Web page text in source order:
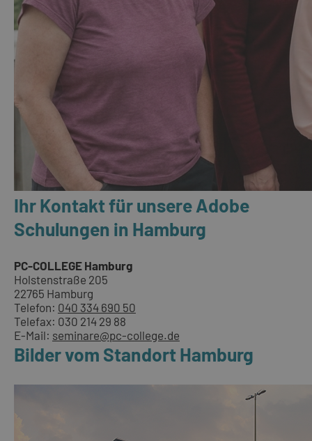
Ihr Kontakt für unsere Adobe
Schulungen in Hamburg
PC-COLLEGE Hamburg
Holstenstraße 205
22765 Hamburg
Telefon: 040 334 690 50
Telefax: 030 214 29 88
E-Mail: seminare@pc-college.de
Bilder vom Standort Hamburg